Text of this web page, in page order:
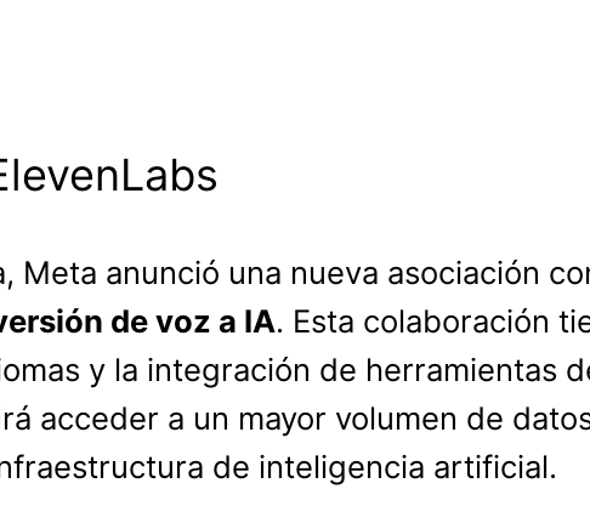
Meta anunció una nueva asociación
de voz a IA. Esta colaboración
y la integración de herramientas
acceder a un mayor volumen de
de inteligencia artificial.